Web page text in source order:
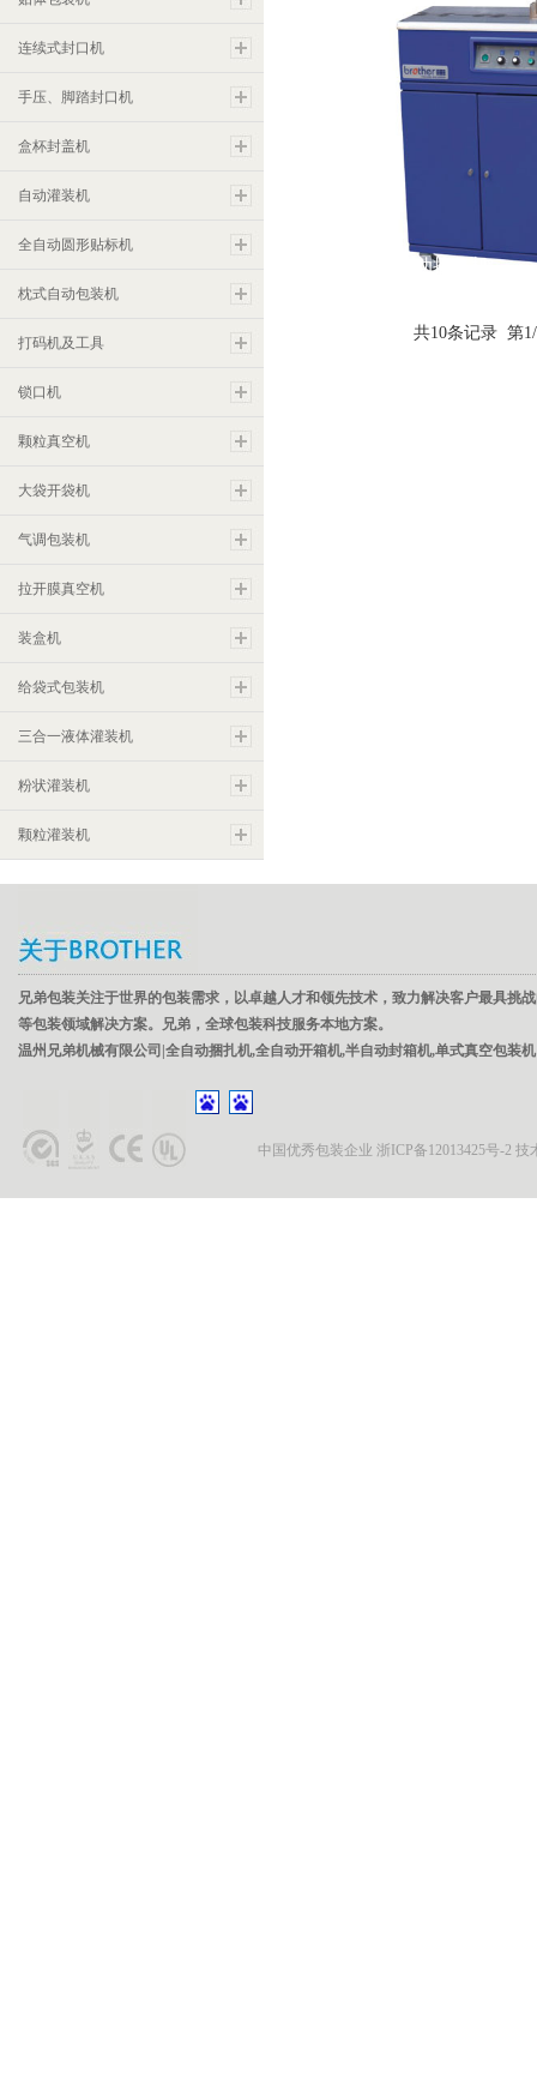
连续式封口机
手压、脚踏封口机
盒杯封盖机
自动灌装机
全自动圆形贴标机
枕式自动包装机
打码机及工具
锁口机
颗粒真空机
大袋开袋机
气调包装机
拉开膜真空机
装盒机
给袋式包装机
三合一液体灌装机
粉状灌装机
颗粒灌装机
SM06S半自动捆扎机
共10条记录 第
兄弟包装关注于世界的包装需求，以卓越人才和领先技术，致力解决客户最具挑
等包装领域解决方案。兄弟，全球包装科技服务本地方案。
温州兄弟机械有限公司|全自动捆扎机,全自动开箱机,半自动封箱机,单式真空包装机
中国优秀包装企业 浙ICP备12013425号-2 技